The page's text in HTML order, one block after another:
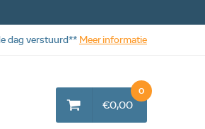
€0,00
0
dag verstuurd** Meer informatie